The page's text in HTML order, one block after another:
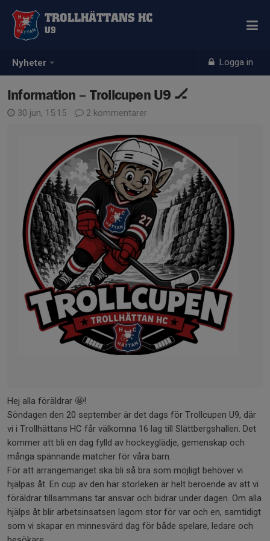
Nyheter Logga in
TROLLHÄTTANS HC
U9
Information – Trollcupen U9 🏒
30 jun, 15:15 2 kommentarer
Hej alla föräldrar 🤩!
Söndagen den 20 september är det dags för Trollcupen U9, där
vi i Trollhättans HC får välkomna 16 lag till Slättbergshallen. Det
kommer att bli en dag fylld av hockeyglädje, gemenskap och
många spännande matcher för våra barn.
För att arrangemanget ska bli så bra som möjligt behöver vi
hjälpas åt. En cup av den här storleken är helt beroende av att vi
föräldrar tillsammans tar ansvar och bidrar under dagen. Om alla
hjälps åt blir arbetsinsatsen lagom stor för var och en, samtidigt
som vi skapar en minnesvärd dag för både spelare, ledare och